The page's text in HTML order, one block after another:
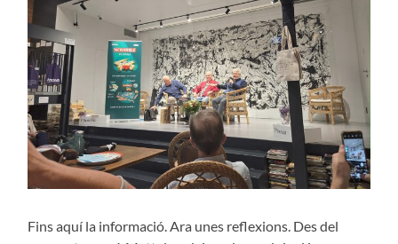
Fins aquí la informació. Ara unes reflexions. Des del